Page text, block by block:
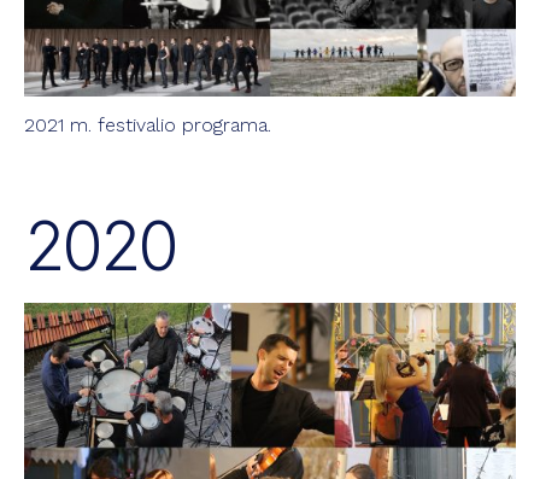
2021 m. festivalio programa.
2020